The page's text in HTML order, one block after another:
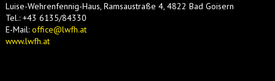
Luise-Wehrenfennig-Haus, Ramsaustraße 4, 4822 Bad Goisern
Tel.: +43 6135/84330
E-Mail: office@lwfh.at
www.lwfh.at